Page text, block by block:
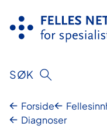
innhold
SØK
Forside
Diagnoser